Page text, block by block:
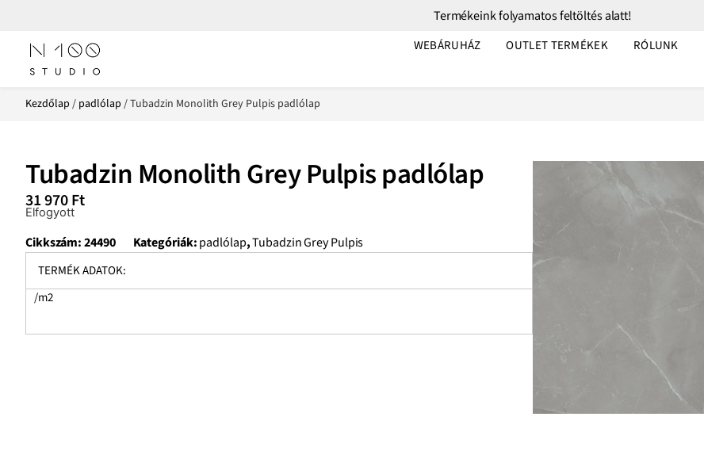
Termékeink folyamatos feltöltés alatt!
WEBÁRUHÁZ OUTLET TERMÉKEK RÓLUNK
Kezdőlap / padlólap / Tubadzin Monolith Grey Pulpis padlólap
Tubadzin Monolith Grey Pulpis padlólap
31 970Ft
Elfogyott
Cikkszám:24490 Kategóriák:padlólap,Tubadzin Grey Pulpis
TERMÉK ADATOK:
/m2